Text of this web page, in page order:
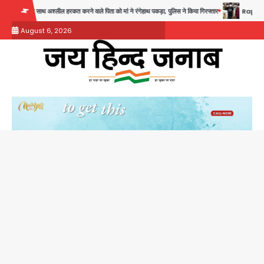
content
करने वाले पिता को मां ने रंगेहाथ पकड़ा, पुलिस ने किया गिरफ्तार Rapido Driver Mobile
August 6, 2026